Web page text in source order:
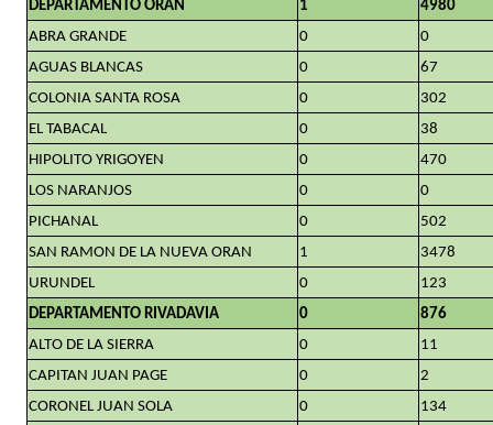
DEPARTAMENTO ORÁN 1
4980
ABRA GRANDE
0
0
AGUAS BLANCAS
0
67
COLONIA SANTA ROSA
0
302
EL TABACAL
0
38
HIPOLITO YRIGOYEN
0
470
LOS NARANJOS
0
0
PICHANAL
0
502
SAN RAMON DE LA NUEVA ORAN
1
3478
URUNDEL
0
123
DEPARTAMENTO RIVADAVIA
0
876
ALTO DE LA SIERRA
0
11
CAPITAN JUAN PAGE
0
2
CORONEL JUAN SOLA
0
134